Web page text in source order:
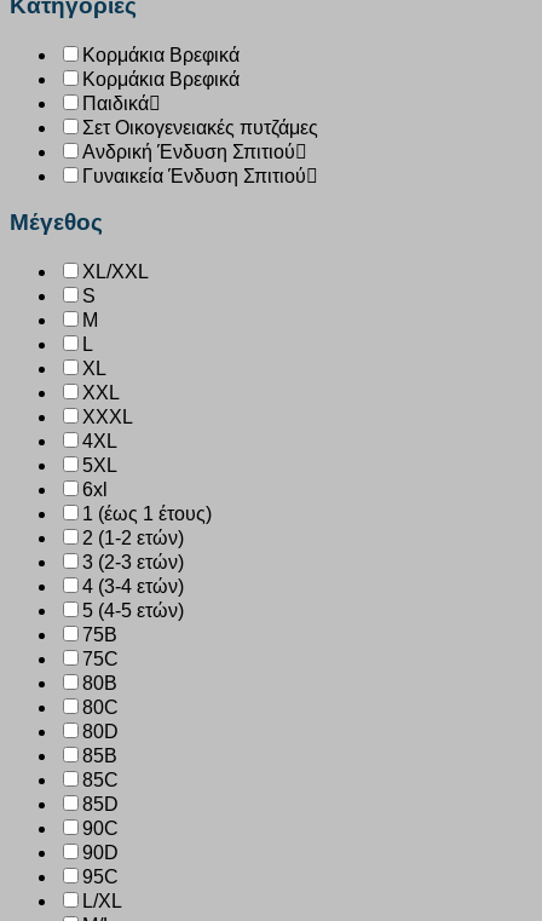
Κατηγορίες
Κορμάκια Βρεφικά
Κορμάκια Βρεφικά
Παιδικά
Σετ Οικογενειακές πυτζάμες
Ανδρική Ένδυση Σπιτιού
Γυναικεία Ένδυση Σπιτιού
Μέγεθος
XL/XXL
S
M
L
XL
XXL
XXXL
4XL
5XL
6xl
1 (έως 1 έτους)
2 (1-2 ετών)
3 (2-3 ετών)
4 (3-4 ετών)
5 (4-5 ετών)
75B
75C
80B
80C
80D
85B
85C
85D
90C
90D
95C
L/XL